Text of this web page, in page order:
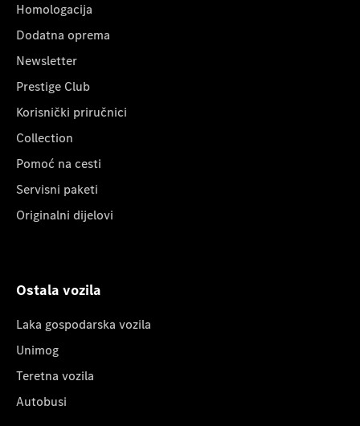
Homologacija
Dodatna oprema
Newsletter
Prestige Club
Korisnički priručnici
Collection
Pomoć na cesti
Servisni paketi
Originalni dijelovi
Ostala vozila
Laka gospodarska vozila
Unimog
Teretna vozila
Autobusi